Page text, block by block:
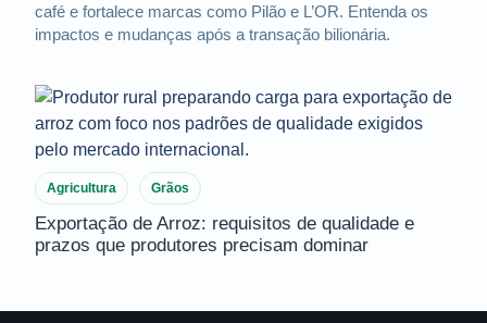
café e fortalece marcas como Pilão e L’OR. Entenda os
impactos e mudanças após a transação bilionária.
Agricultura Grãos
Exportação de Arroz: requisitos de qualidade e
prazos que produtores precisam dominar